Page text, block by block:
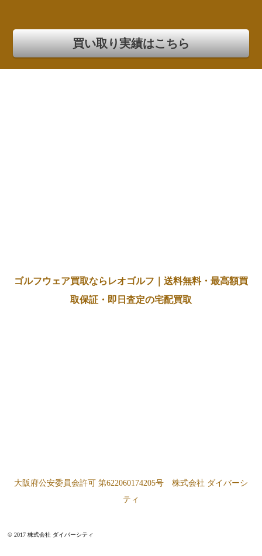
買い取り実績はこちら
ゴルフウェア買取ならレオゴルフ｜送料無料・最高額買
取保証・即日査定の宅配買取
大阪府公安委員会許可 第622060174205号 株式会社 ダイバーシ
ティ
© 2017 株式会社 ダイバーシティ